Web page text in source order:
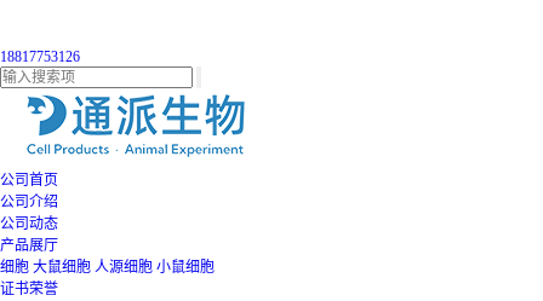
18817753126
公司首页
公司介绍
公司动态
产品展厅
细胞 大鼠细胞 人源细胞 小鼠细胞
证书荣誉